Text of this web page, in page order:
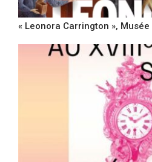
« Leonora Carrington »,